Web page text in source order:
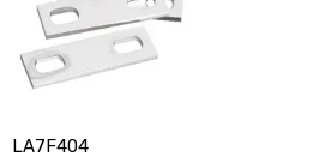
LA7F404